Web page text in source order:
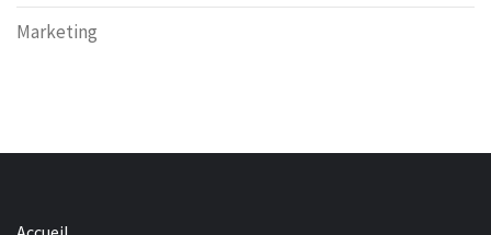
Marketing